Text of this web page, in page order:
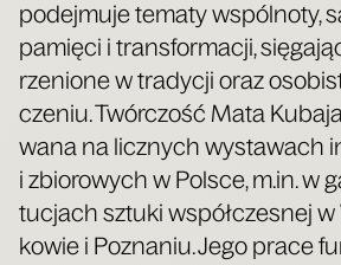
podej­mu­je tema­ty wspól­no­ty,
pamię­ci i trans­for­ma­cji,
rze­nio­ne w tra­dy­cji oraz
cze­niu. Twór­czość Mata
wa­na na licz­nych wysta­wach
i zbio­ro­wych w Pol­sce, m.in. w
tu­cjach sztu­ki współ­cze­snej
ko­wie i Pozna­niu. Jego pra­ce